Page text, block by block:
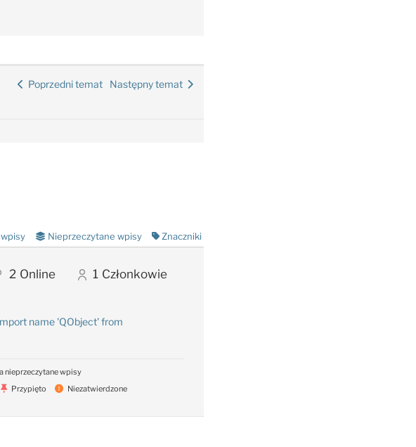
Poprzedni temat Następny temat
Nieprzeczytane wpisy Znaczniki
2 Online 1 Członkowie
name 'QObject' from
nieprzeczytane wpisy
Przypięto
Niezatwierdzone